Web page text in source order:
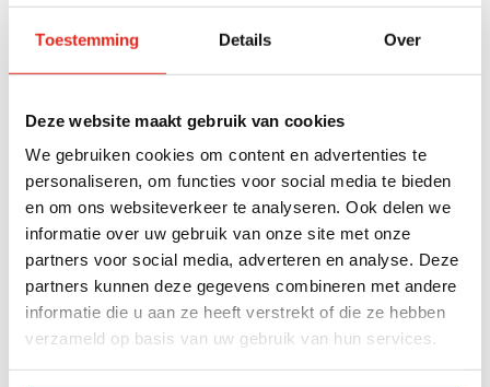
Toestemming Details Over
Deze website maakt gebruik van cookies
We gebruiken cookies om content en advertenties te
personaliseren, om functies voor social media te bieden
en om ons websiteverkeer te analyseren. Ook delen we
informatie over uw gebruik van onze site met onze
partners voor social media, adverteren en analyse. Deze
partners kunnen deze gegevens combineren met andere
informatie die u aan ze heeft verstrekt of die ze hebben
verzameld op basis van uw gebruik van hun services.
maatschappelijke opvang of een beschermde
woonvoorziening doorstromen naar een eigen plek.
Kapitein Harm Slomp van het Leger des Heils: “We
vanuit oprechte maatschappelijke betrokkenheid wil
bijdragen aan een thuis voor kwetsbare mensen.
Het gaat om mensen die vaak alles zijn kwijtgeraakt
en al heel lang geen eigen plek hebben gehad.”